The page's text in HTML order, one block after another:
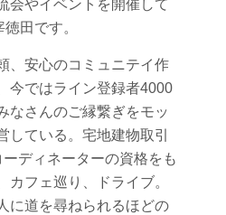
会やイベントを開催して
田です。
、安心のコミュニテイ作
今ではライン登録者4000
なさんのご縁繋ぎをモッ
している。宅地建物取引
ディネーターの資格をも
カフェ巡り、ドライブ。
に道を尋ねられるほどの